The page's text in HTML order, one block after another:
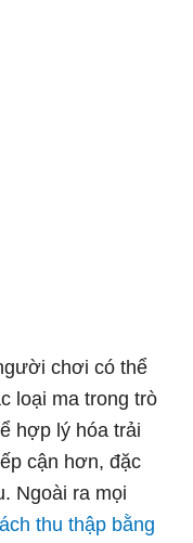
chơi có thể
loại ma trong trò
hợp lý hóa trải
cận hơn, đặc
Ngoài ra mọi
thu thập bằng